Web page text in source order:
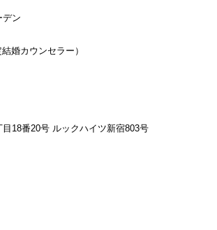
デン
婚カウンセラー）
18番20号 ルックハイツ新宿803号